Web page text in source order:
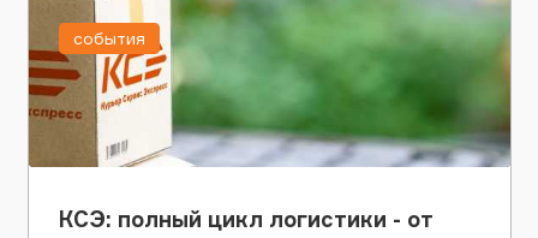
КСЭ: полный цикл логистики - от
события